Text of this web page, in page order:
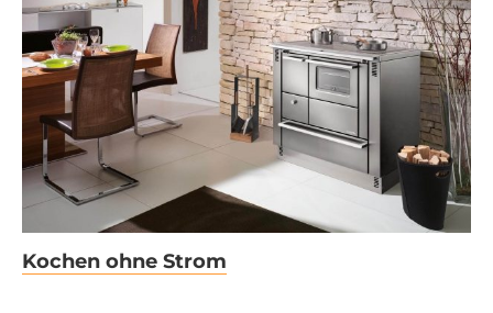
Kochen ohne Strom
Kochen ohne Strom